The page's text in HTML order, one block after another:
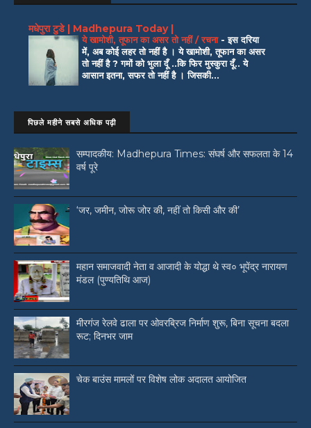
मधेपुरा टुडे | Madhepura Today |
ये खामोशी, तूफान का असर तो नहीं / रचना -इस दरिया
में, अब कोई लहर तो नहीं है । ये खामोशी, तूफान का असर
तो नहीं है ? गमों को भुला दूँ ..कि फिर मुस्कुरा दूँ.. ये
आसान इतना, सफर तो नहीं है । जिसकी...
पिछले महीने सबसे अधिक पढ़ी
सम्पादकीय: Madhepura Times: संघर्ष और सफलता के 14
वर्ष पूरे
‘जर, जमीन, जोरू जोर की, नहीं तो किसी और की’
महान समाजवादी नेता व आजादी के योद्धा थे स्व० भूपेंद्र नारायण
मंडल (पुण्यतिथि आज)
मीरगंज रेलवे ढाला पर ओवरब्रिज निर्माण शुरू, बिना सूचना बदला
रूट; दिनभर जाम
चेक बाउंस मामलों पर विशेष लोक अदालत आयोजित